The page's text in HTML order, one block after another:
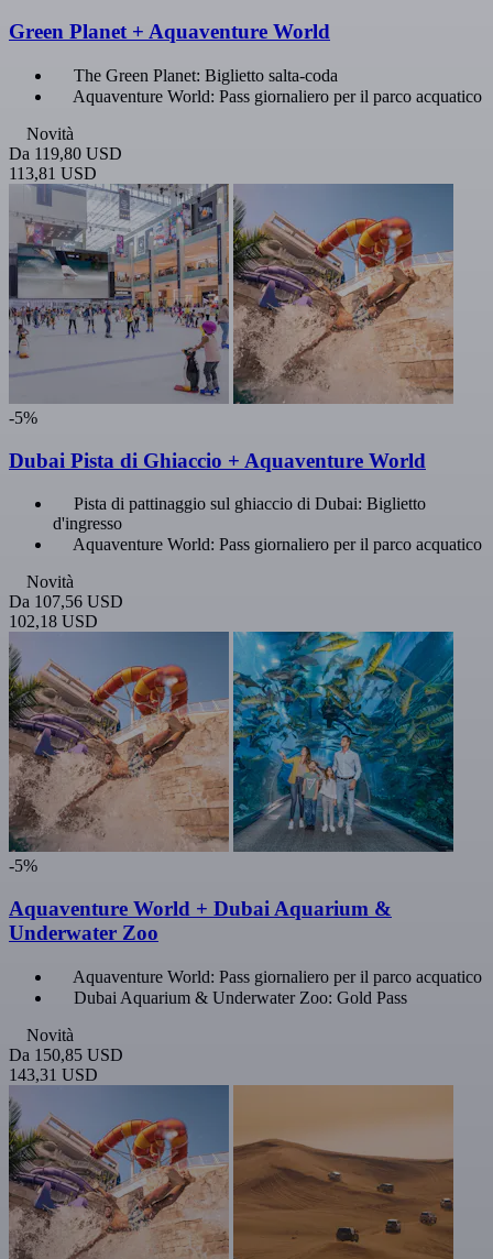
Green Planet + Aquaventure World
The Green Planet: Biglietto salta-coda
Aquaventure World: Pass giornaliero per il parco acquatico
Novità
Da 119,80 USD
113,81 USD
-5%
Dubai Pista di Ghiaccio + Aquaventure World
Pista di pattinaggio sul ghiaccio di Dubai: Biglietto
d'ingresso
Aquaventure World: Pass giornaliero per il parco acquatico
Novità
Da 107,56 USD
102,18 USD
-5%
Aquaventure World + Dubai Aquarium &
Underwater Zoo
Aquaventure World: Pass giornaliero per il parco acquatico
Dubai Aquarium & Underwater Zoo: Gold Pass
Novità
Da 150,85 USD
143,31 USD